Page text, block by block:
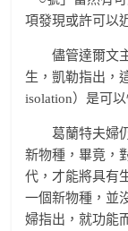
項發現或許可以
儘管達爾文主
生，凱勒指出，
isolation）是可
葛蘭特夫婦仍
新物種，畢竟，
代，才能將具有
一個新物種，並
婦指出，就功能